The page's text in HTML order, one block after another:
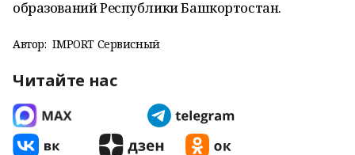
образований Республики Башкортостан.
Автор: IMPORT Сервисный
Читайте нас